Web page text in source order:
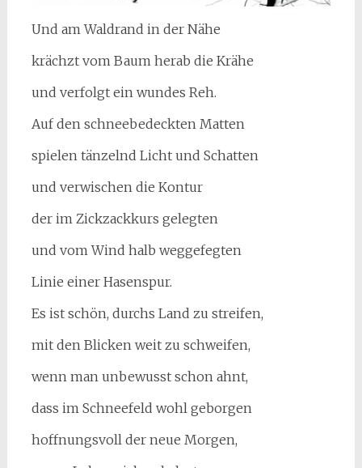
Und am Waldrand in der Nähe
krächzt vom Baum herab die Krähe
und verfolgt ein wundes Reh.
Auf den schneebedeckten Matten
spielen tänzelnd Licht und Schatten
und verwischen die Kontur
der im Zickzackkurs gelegten
und vom Wind halb weggefegten
Linie einer Hasenspur.
Es ist schön, durchs Land zu streifen,
mit den Blicken weit zu schweifen,
wenn man unbewusst schon ahnt,
dass im Schneefeld wohl geborgen
hoffnungsvoll der neue Morgen,